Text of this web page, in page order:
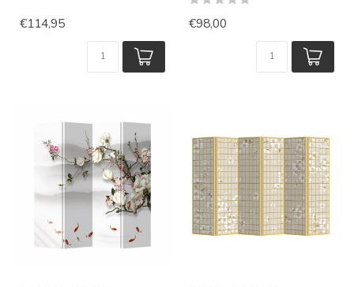
€114,95 €98,00